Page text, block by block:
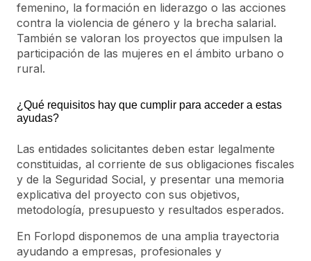
femenino, la formación en liderazgo o las acciones
contra la violencia de género y la brecha salarial.
También se valoran los proyectos que impulsen la
participación de las mujeres en el ámbito urbano o
rural.
¿Qué requisitos hay que cumplir para acceder a estas
ayudas?
Las entidades solicitantes deben estar legalmente
constituidas, al corriente de sus obligaciones fiscales
y de la Seguridad Social, y presentar una memoria
explicativa del proyecto con sus objetivos,
metodología, presupuesto y resultados esperados.
En Forlopd disponemos de una amplia trayectoria
ayudando a empresas, profesionales y